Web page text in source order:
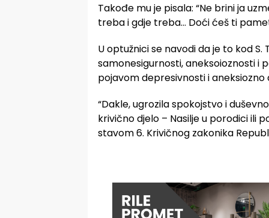
Takođe mu je pisala: “Ne brini ja
treba i gdje treba… Doći ćeš ti
U optužnici se navodi da je to kod
samonesigurnosti, aneksoioznosti i
pojavom depresivnosti i
“Dakle, ugrozila spokojstvo i
krivično djelo – Nasilje u porodici ili
stavom 6. Krivičnog zakonika